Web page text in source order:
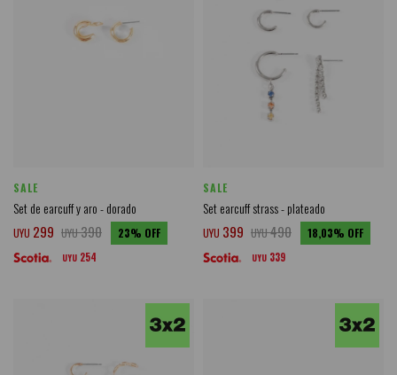
SALE
Set de earcuff y aro - dorado
UYU 299 UYU390 23
UYU 254
SALE
Set earcuff strass - plateado
UYU 399 UYU490 18,03
UYU 339